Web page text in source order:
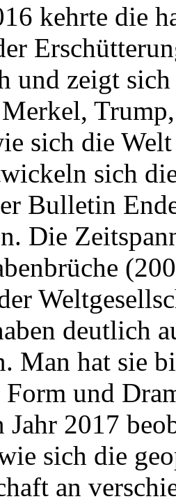
kehrte die
und zeigt
sich die
sich
Bulletin
Die
deutlich
Man hat sie
und
Jahr 2017
sich die
an